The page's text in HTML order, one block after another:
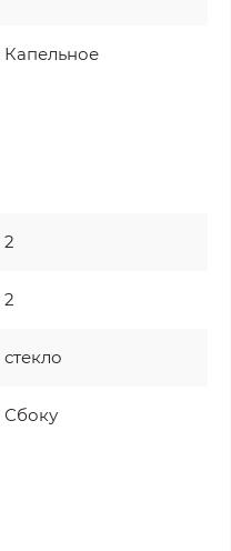
Капельное
2
2
стекло
Сбоку